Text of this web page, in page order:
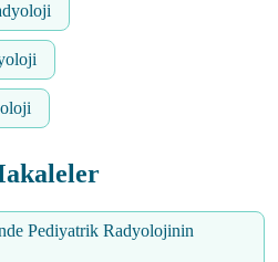
Pediyatrik Radyolojinin